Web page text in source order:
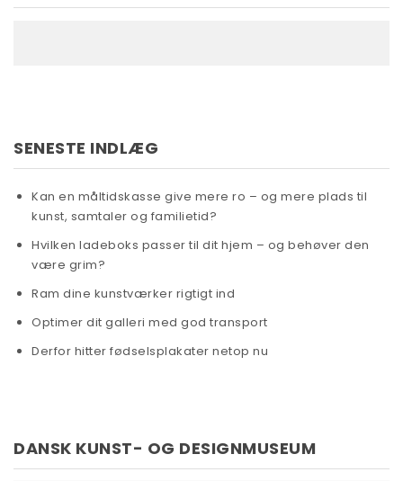
SENESTE INDLÆG
Kan en måltidskasse give mere ro – og mere plads til
kunst, samtaler og familietid?
Hvilken ladeboks passer til dit hjem – og behøver den
være grim?
Ram dine kunstværker rigtigt ind
Optimer dit galleri med god transport
Derfor hitter fødselsplakater netop nu
DANSK KUNST- OG DESIGNMUSEUM